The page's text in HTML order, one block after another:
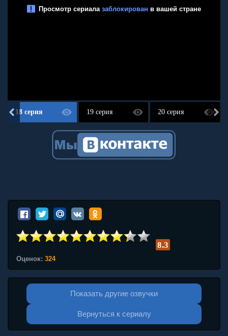
18 серия 19 серия 20 серия
8.3
Оценок: 324
Показать другие озвучки
Вернуться к сериалу